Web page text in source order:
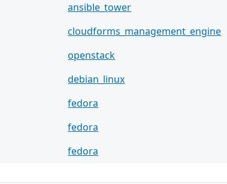
ansible_tower
cloudforms_management_engine
openstack
debian_linux
fedora
fedora
fedora